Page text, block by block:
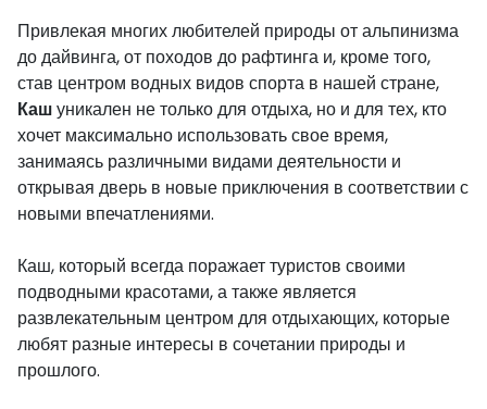
Привлекая многих любителей природы от альпинизма
до дайвинга, от походов до рафтинга и, кроме того,
став центром водных видов спорта в нашей стране,
Кашуникален не только для отдыха, но и для тех, кто
хочет максимально использовать свое время,
занимаясь различными видами деятельности и
открывая дверь в новые приключения в соответствии с
новыми впечатлениями.
Каш, который всегда поражает туристов своими
подводными красотами, а также является
развлекательным центром для отдыхающих, которые
любят разные интересы в сочетании природы и
прошлого.